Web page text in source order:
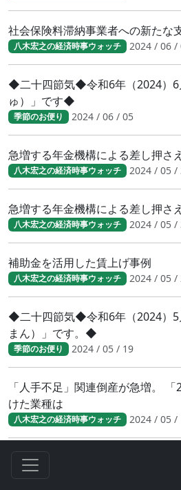
社会保険料滞納事業者への新たな
八木宏之の経済時事ウォッチ 2024 / 06 /
◆二十四節気◆令和6年（2024）6
ゅ）」です◆
季節のお便り 2024 / 06 / 05
急増する年金機構による差し押さえ
八木宏之の経済時事ウォッチ 2024 / 05 /
急増する年金機構による差し押さえ
八木宏之の経済時事ウォッチ 2024 / 05 /
補助金を活用した賃上げ事例
八木宏之の経済時事ウォッチ 2024 / 05 /
◆二十四節気◆令和6年（2024）5
まん）」です。◆
季節のお便り 2024 / 05 / 19
「人手不足」関連倒産が急増。
けた業種は
八木宏之の経済時事ウォッチ 2024 / 05 /
◆二十四節気◆令和6年（2024）5
か）」です。◆